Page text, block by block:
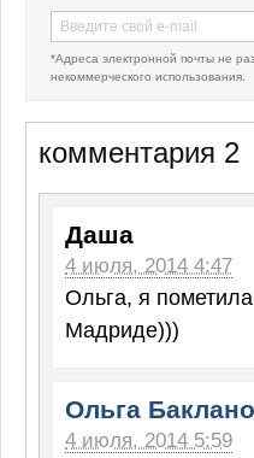
*Адреса электронной почты не
некоммерческого использования.
комментария 2
Даша
4 июля, 2014 4:47
Ольга, я
Мадриде)))
Ольга
4 июля, 2014 5:59